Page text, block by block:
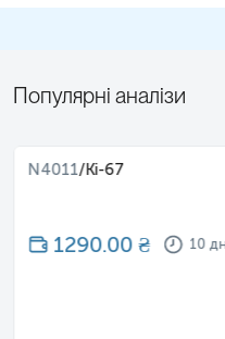
Популярні аналізи
N4011/Ki-67
1290.00₴ 10